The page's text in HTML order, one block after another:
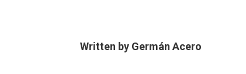
Written by Germán Acero